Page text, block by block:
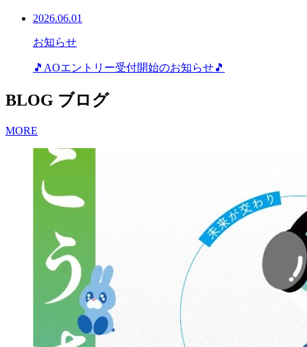
2026.06.01
お知らせ
🎵AOエントリー受付開始のお知らせ🎵
BLOG ブログ
MORE